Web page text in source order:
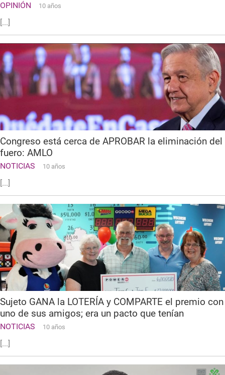
OPINIÓN 10 años
[...]
Congreso está cerca de APROBAR la eliminación del
fuero: AMLO
NOTICIAS 10 años
[...]
Sujeto GANA la LOTERÍA y COMPARTE el premio con
uno de sus amigos; era un pacto que tenían
NOTICIAS 10 años
[...]